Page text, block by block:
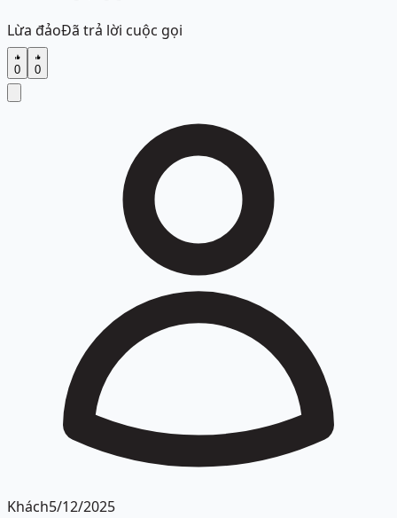
Lừa đảoĐã trả lời cuộc gọi
0 0
Khách5/12/2025